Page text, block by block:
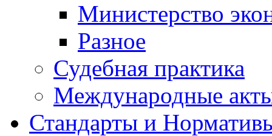
Министерство
Разное
Судебная практика
Международные
Стандарты и